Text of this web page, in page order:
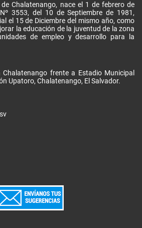
Chalatenango, nace el 1 de febrero de
3553, del 10 de Septiembre de 1981,
el 15 de Diciembre del mismo año, como
la educación de la juventud de la zona
de empleo y desarrollo para la
frente a Estadio Municipal
Upatoro, Chalatenango, El Salvador.